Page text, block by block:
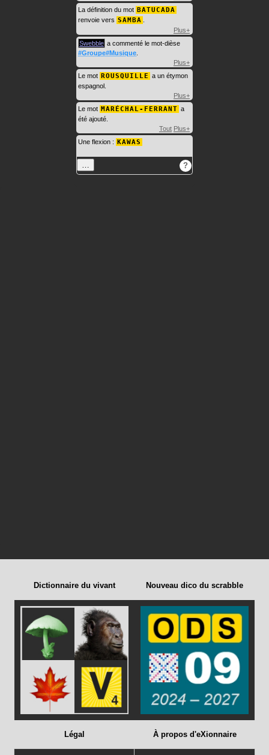
La définition du mot BATUCADA
renvoie vers SAMBA
Plus+
Swebble a commenté le mot-dièse
#Groupe#Musique
Plus+
Le mot ROUSQUILLE a un étymon
espagnol.
Plus+
Le mot MARÉCHAL-FERRANT a
été ajouté.
Tout Plus+
Une flexion : KAWAS
… ?
Dictionnaire du vivant Nouveau dico du scrabble
Légal À propos d'eXionnaire